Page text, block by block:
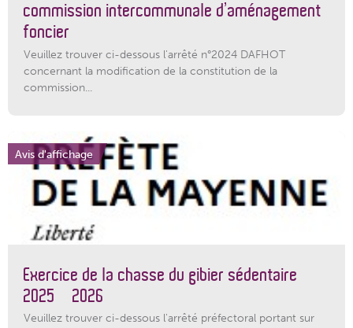
commission intercommunale d’aménagement
foncier
Veuillez trouver ci-dessous l'arrêté n°2024 DAFHOT
concernant la modification de la constitution de la
commission...
Avis d'affichage
Exercice de la chasse du gibier sédentaire
2025 – 2026
Veuillez trouver ci-dessous l'arrêté préfectoral portant sur